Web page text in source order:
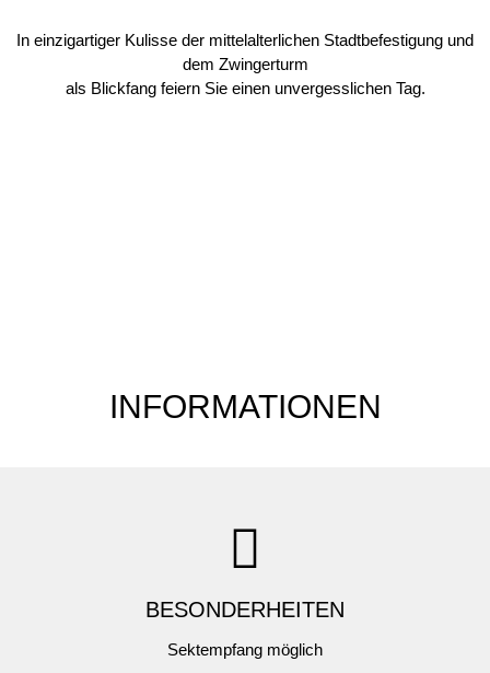
In einzigartiger Kulisse der mittelalterlichen Stadtbefestigung und
dem Zwingerturm
als Blickfang feiern Sie einen unvergesslichen Tag.
INFORMATIONEN
BESONDERHEITEN
Sektempfang möglich